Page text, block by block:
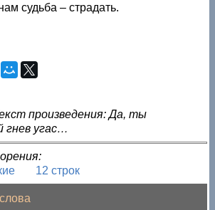
судьба – страдать.
произведения: Да, ты
гнев угас…
12 строк